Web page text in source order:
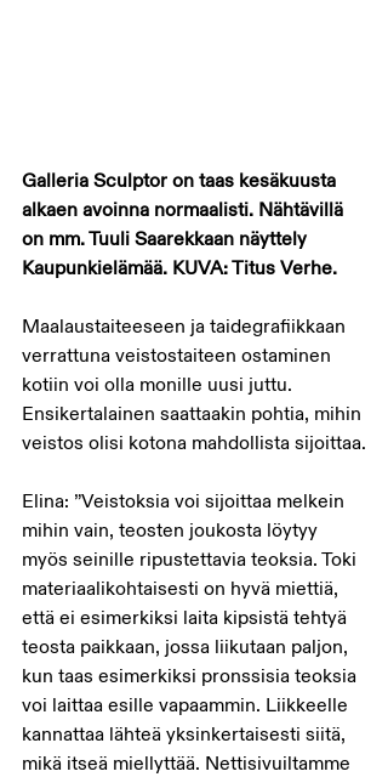
Galleria Sculptor on taas kesäkuusta
alkaen avoinna normaalisti. Nähtävillä
on mm. Tuuli Saarekkaan näyttely
Kaupunkielämää. KUVA: Titus Verhe.
Maalaustaiteeseen ja taidegrafiikkaan
verrattuna veistostaiteen ostaminen
kotiin voi olla monille uusi juttu.
Ensikertalainen saattaakin pohtia, mihin
veistos olisi kotona mahdollista sijoittaa.
Elina: ”Veistoksia voi sijoittaa melkein
mihin vain, teosten joukosta löytyy
myös seinille ripustettavia teoksia. Toki
materiaalikohtaisesti on hyvä miettiä,
että ei esimerkiksi laita kipsistä tehtyä
teosta paikkaan, jossa liikutaan paljon,
kun taas esimerkiksi pronssisia teoksia
voi laittaa esille vapaammin. Liikkeelle
kannattaa lähteä yksinkertaisesti siitä,
mikä itseä miellyttää. Nettisivuiltamme